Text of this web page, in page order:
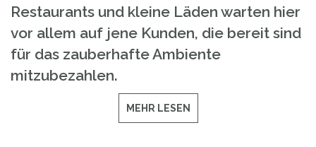
Restaurants und kleine Läden warten hier
vor allem auf jene Kunden, die bereit sind
für das zauberhafte Ambiente
mitzubezahlen.
MEHR LESEN